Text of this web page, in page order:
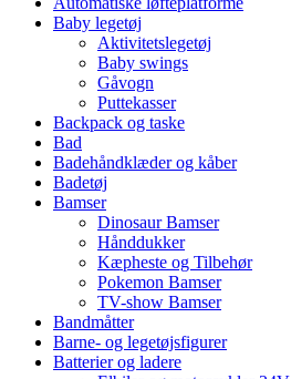
Baby legetøj
Aktivitetslegetøj
Baby swings
Gåvogn
Puttekasser
Backpack og taske
Bad
Badehåndklæder og kåber
Badetøj
Bamser
Dinosaur Bamser
Hånddukker
Kæpheste og Tilbehør
Pokemon Bamser
TV-show Bamser
Bandmåtter
Barne- og legetøjsfigurer
Batterier og ladere